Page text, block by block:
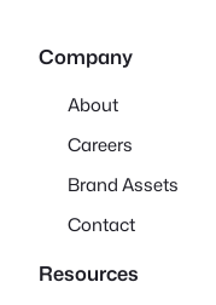
Company
About
Careers
Brand Assets
Contact
Resources